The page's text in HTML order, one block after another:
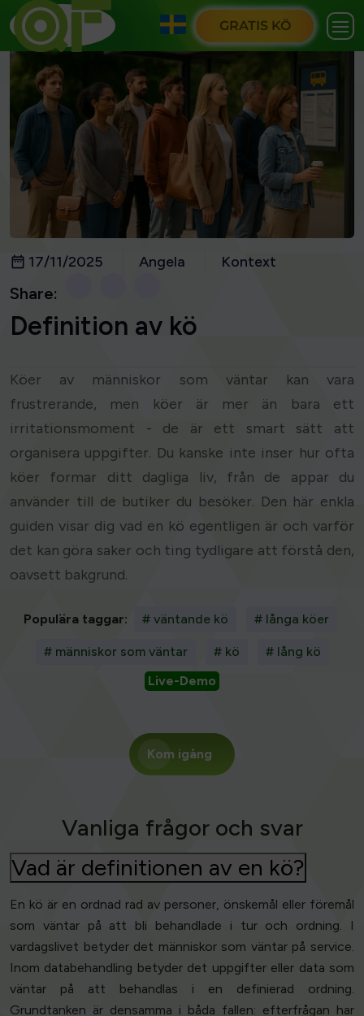
GRATIS KÖ
17/11/2025 Angela Kontext
Share:
Definition av kö
Köer av människor som väntar kan vara
frustrerande, men köer är mer än bara ett
irritationsmoment - de är ett smart sätt att
organisera uppgifter. Du kanske inte inser hur ofta
köer formar ditt dagliga liv, från de appar du
använder till de butiker du besöker. Den här enkla
guiden visar dig vad en kö egentligen är och varför
det kan göra saker och ting tydligare att förstå den,
oavsett bakgrund.
Populära taggar: # väntande kö # långa köer
# människor som väntar # kö
# lång kö
Live-Demo
Kom igång
Vanliga frågor och svar
Vad är definitionen av en kö?
En kö är en ordnad rad av personer, önskemål eller föremål
som väntar på att bli behandlade i tur och ordning. I
vardagslivet betyder det människor som väntar på service.
Inom databehandling betyder det uppgifter eller data som
väntar på att behandlas i en definierad ordning.
Grundtanken är densamma i båda fallen: efterfrågan har